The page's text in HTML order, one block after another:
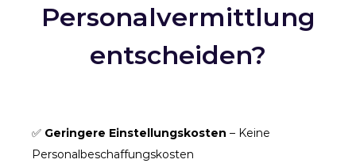
Personalvermittlung
entscheiden?
✅ Geringere Einstellungskosten – Keine
Personalbeschaffungskosten